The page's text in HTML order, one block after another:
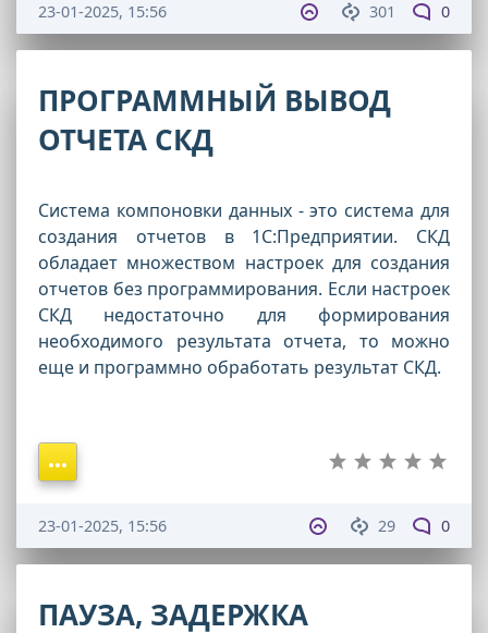
301 0
23-01-2025, 15:56
ПРОГРАММНЫЙ ВЫВОД
ОТЧЕТА СКД
Система компоновки данных - это система для
создания отчетов в 1С:Предприятии. СКД
обладает множеством настроек для создания
отчетов без программирования. Если настроек
СКД недостаточно для формирования
необходимого результата отчета, то можно
еще и программно обработать результат СКД.
29 0
23-01-2025, 15:56
ПАУЗА, ЗАДЕРЖКА